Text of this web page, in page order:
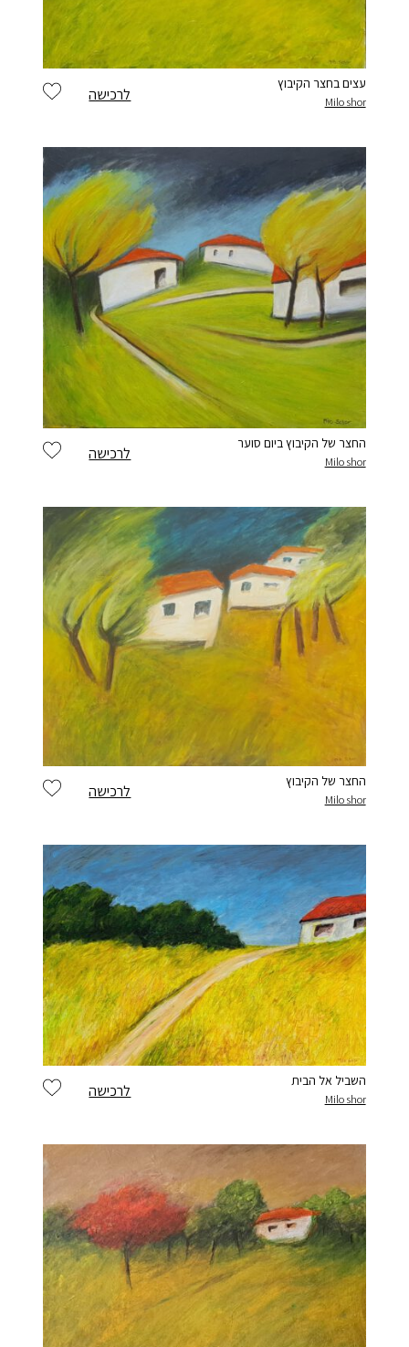
לרכישה
עצים בחצר הקיבוץ
Milo shor
לרכישה
החצר של הקיבוץ ביום סוער
Milo shor
לרכישה
החצר של הקיבוץ
Milo shor
לרכישה
השביל אל הבית
Milo shor